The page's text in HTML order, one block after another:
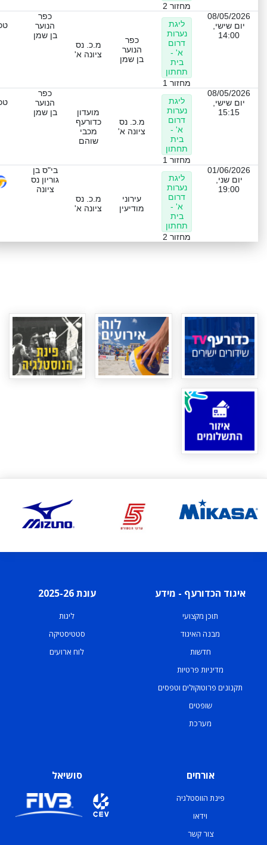
מחזור 2
08/05/2026
יום שישי,
14:00
ליגת
נערות
דרום
א' -
בית
תחתון
מחזור 1
כפר
הנוער
בן שמן
מ.כ. נס
ציונה א'
כפר
הנוער
בן שמן
08/05/2026
יום שישי,
15:15
ליגת
נערות
דרום
א' -
בית
תחתון
מחזור 1
מ.כ. נס
ציונה א'
מועדון
כדורעף
מכבי
שוהם
כפר
הנוער
בן שמן
01/06/2026
יום שני,
19:00
ליגת
נערות
דרום
א' -
בית
תחתון
מחזור 2
עירוני
מודיעין
מ.כ. נס
ציונה א'
בי"ס בן
גוריון נס
ציונה
איגוד הכדורעף - מידע
תוכן מקצועי
מבנה האיגוד
חדשות
מדיניות פרטיות
תקנונים פרוטוקולים וטפסים
שופטים
מערכת
עונת 2025-26
ליגות
סטטיסטיקה
לוח ארועים
אורחים
פינת הווסטלגיה
וידאו
צור קשר
סושיאל